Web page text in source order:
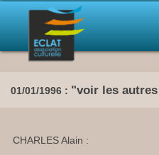
01/01/1996 : "voir les
CHARLES Alain :